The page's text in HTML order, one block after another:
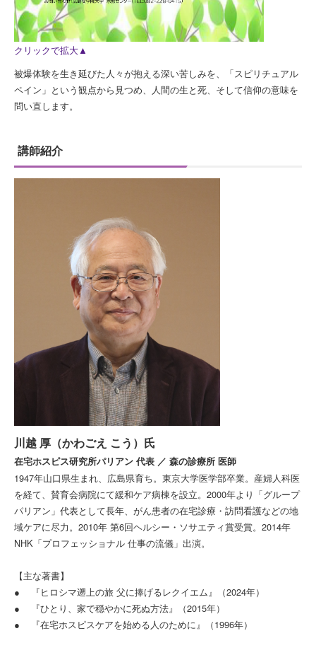
クリックで拡大▲
被爆体験を生き延びた人々が抱える深い苦しみを、「スピリチュアル
ペイン」という観点から見つめ、人間の生と死、そして信仰の意味を
問い直します。
講師紹介
川越 厚（かわごえ こう）氏
在宅ホスピス研究所パリアン 代表 ／ 森の診療所 医師
1947年山口県生まれ、広島県育ち。東京大学医学部卒業。産婦人科医
を経て、賛育会病院にて緩和ケア病棟を設立。2000年より「グループ
パリアン」代表として長年、がん患者の在宅診療・訪問看護などの地
域ケアに尽力。2010年 第6回ヘルシー・ソサエティ賞受賞。2014年
NHK「プロフェッショナル 仕事の流儀」出演。
【主な著書】
● 『ヒロシマ遡上の旅 父に捧げるレクイエム』（2024年）
● 『ひとり、家で穏やかに死ぬ方法』（2015年）
● 『在宅ホスピスケアを始める人のために』（1996年）